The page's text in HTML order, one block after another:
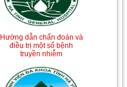
Hướng dẫn chẩn đoán và
điều trị một số bệnh
truyền nhiễm